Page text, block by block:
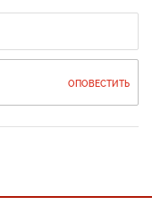
ОПОВЕСТИТЬ